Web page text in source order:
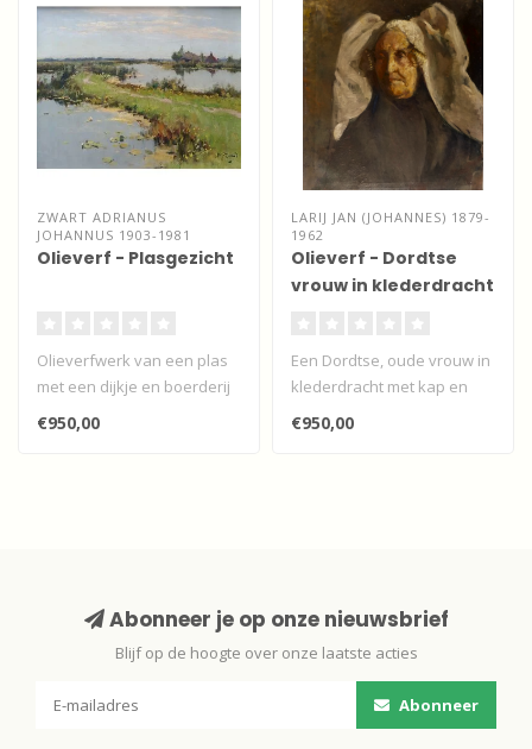
ZWART ADRIANUS
JOHANNUS 1903-1981
Olieverf - Plasgezicht
Olieverfwerk van een plas
met een dijkje en boerderij
door A. J. Zwart...
€950,00
LARIJ JAN (JOHANNES) 1879-
1962
Olieverf - Dordtse
vrouw in klederdracht
Een Dordtse, oude vrouw in
klederdracht met kap en
oorijzers...
€950,00
Abonneer je op onze nieuwsbrief
Blijf op de hoogte over onze laatste acties
Abonneer